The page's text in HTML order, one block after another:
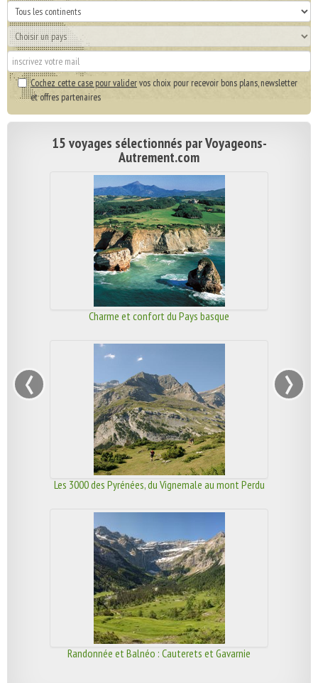
Cochez cette case pour validervos choix pour recevoir bons plans, newsletter
et offres partenaires
15 voyages sélectionnés par Voyageons-
Autrement.com
Charme et confort du Pays basque
Les 3000 des Pyrénées, du Vignemale au mont Perdu
Randonnée et Balnéo : Cauterets et Gavarnie
‹ ›